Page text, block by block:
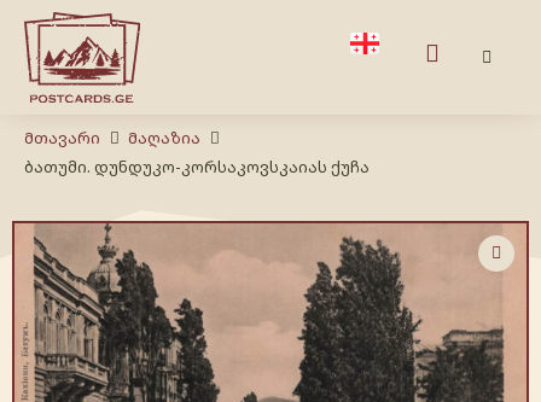
Მთავარი
Მაღაზია
ბათუმი. დუნდუკო-კორსაკოვსკაიას ქუჩა